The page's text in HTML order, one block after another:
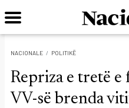
NACIONALE POLITIKË
Repriza e tretë
VV-së brenda